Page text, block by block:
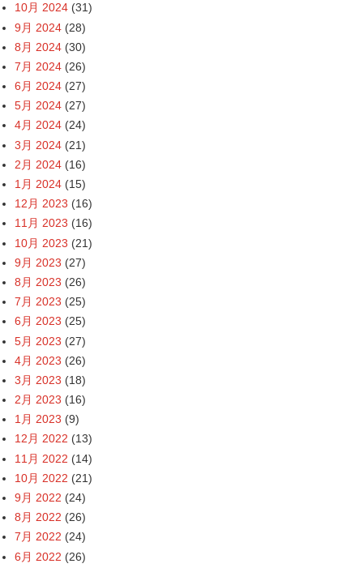
10月 2024 (31)
9月 2024 (28)
8月 2024 (30)
7月 2024 (26)
6月 2024 (27)
5月 2024 (27)
4月 2024 (24)
3月 2024 (21)
2月 2024 (16)
1月 2024 (15)
12月 2023 (16)
11月 2023 (16)
10月 2023 (21)
9月 2023 (27)
8月 2023 (26)
7月 2023 (25)
6月 2023 (25)
5月 2023 (27)
4月 2023 (26)
3月 2023 (18)
2月 2023 (16)
1月 2023 (9)
12月 2022 (13)
11月 2022 (14)
10月 2022 (21)
9月 2022 (24)
8月 2022 (26)
7月 2022 (24)
6月 2022 (26)